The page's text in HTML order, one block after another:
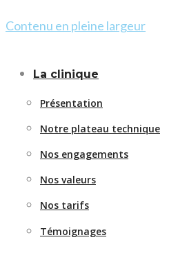
Contenu en pleine largeur
La clinique
Présentation
Notre plateau technique
Nos engagements
Nos valeurs
Nos tarifs
Témoignages